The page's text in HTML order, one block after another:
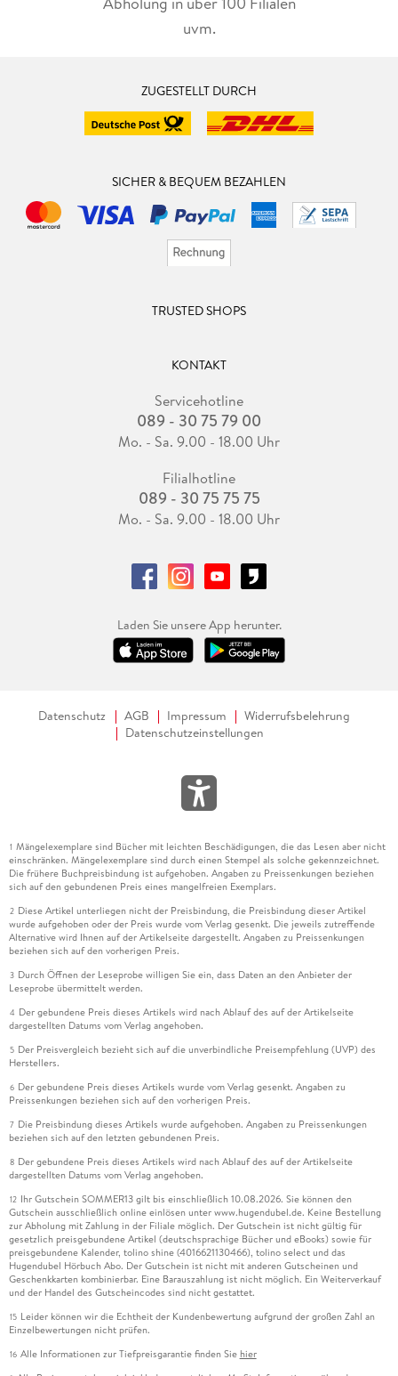
uvm.
ZUGESTELLT DURCH
SICHER & BEQUEM BEZAHLEN
TRUSTED SHOPS
KONTAKT
Servicehotline
089 - 30 75 79 00
Mo. - Sa. 9.00 - 18.00 Uhr
Filialhotline
089 - 30 75 75 75
Mo. - Sa. 9.00 - 18.00 Uhr
Laden Sie unsere App herunter.
Datenschutz AGB Impressum
Widerrufsbelehrung
Datenschutzeinstellungen
1 Mängelexemplare sind Bücher mit leichten Beschädigungen, die das Lesen aber nicht
einschränken. Mängelexemplare sind durch einen Stempel als solche gekennzeichnet.
Die frühere Buchpreisbindung ist aufgehoben. Angaben zu Preissenkungen beziehen
sich auf den gebundenen Preis eines mangelfreien Exemplars.
2 Diese Artikel unterliegen nicht der Preisbindung, die Preisbindung dieser Artikel
wurde aufgehoben oder der Preis wurde vom Verlag gesenkt. Die jeweils zutreffende
Alternative wird Ihnen auf der Artikelseite dargestellt. Angaben zu Preissenkungen
beziehen sich auf den vorherigen Preis.
3 Durch Öffnen der Leseprobe willigen Sie ein, dass Daten an den Anbieter der
Leseprobe übermittelt werden.
4 Der gebundene Preis dieses Artikels wird nach Ablauf des auf der Artikelseite
dargestellten Datums vom Verlag angehoben.
5 Der Preisvergleich bezieht sich auf die unverbindliche Preisempfehlung (UVP) des
Herstellers.
6 Der gebundene Preis dieses Artikels wurde vom Verlag gesenkt. Angaben zu
Preissenkungen beziehen sich auf den vorherigen Preis.
7 Die Preisbindung dieses Artikels wurde aufgehoben. Angaben zu Preissenkungen
beziehen sich auf den letzten gebundenen Preis.
8 Der gebundene Preis dieses Artikels wird nach Ablauf des auf der Artikelseite
dargestellten Datums vom Verlag angehoben.
12 Ihr Gutschein SOMMER13 gilt bis einschließlich 10.08.2026. Sie können den
Gutschein ausschließlich online einlösen unter www.hugendubel.de. Keine Bestellung
zur Abholung mit Zahlung in der Filiale möglich. Der Gutschein ist nicht gültig für
gesetzlich preisgebundene Artikel (deutschsprachige Bücher und eBooks) sowie für
preisgebundene Kalender, tolino shine (4016621130466), tolino select und das
Hugendubel Hörbuch Abo. Der Gutschein ist nicht mit anderen Gutscheinen und
Geschenkkarten kombinierbar. Eine Barauszahlung ist nicht möglich. Ein Weiterverkauf
und der Handel des Gutscheincodes sind nicht gestattet.
15 Leider können wir die Echtheit der Kundenbewertung aufgrund der großen Zahl an
Einzelbewertungen nicht prüfen.
16 Alle Informationen zur Tiefpreisgarantie finden Sie hier